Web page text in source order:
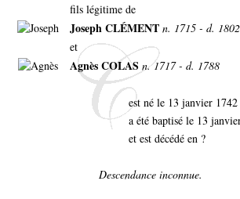
fils légitime de
Joseph CLÉMENT n. 1715 - d. 1802
et
Agnès COLAS n. 1717 - d. 1788
est né le 13 janvier
a été baptisé le 13
et est décédé en ?
Descendance inconnue.